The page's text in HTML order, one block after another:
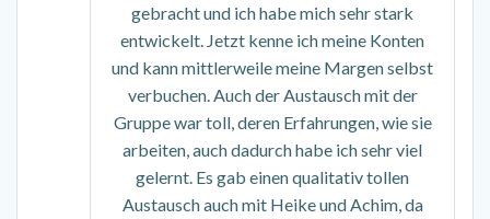
gebracht und ich habe mich sehr stark
entwickelt. Jetzt kenne ich meine Konten
und kann mittlerweile meine Margen selbst
verbuchen. Auch der Austausch mit der
Gruppe war toll, deren Erfahrungen, wie sie
arbeiten, auch dadurch habe ich sehr viel
gelernt. Es gab einen qualitativ tollen
Austausch auch mit Heike und Achim, da